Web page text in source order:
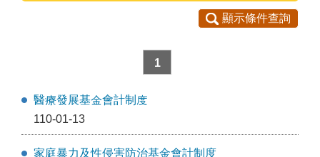
顯示條件查詢
1
醫療發展基金會計制度
110-01-13
家庭暴力及性侵害防治基金會計制度